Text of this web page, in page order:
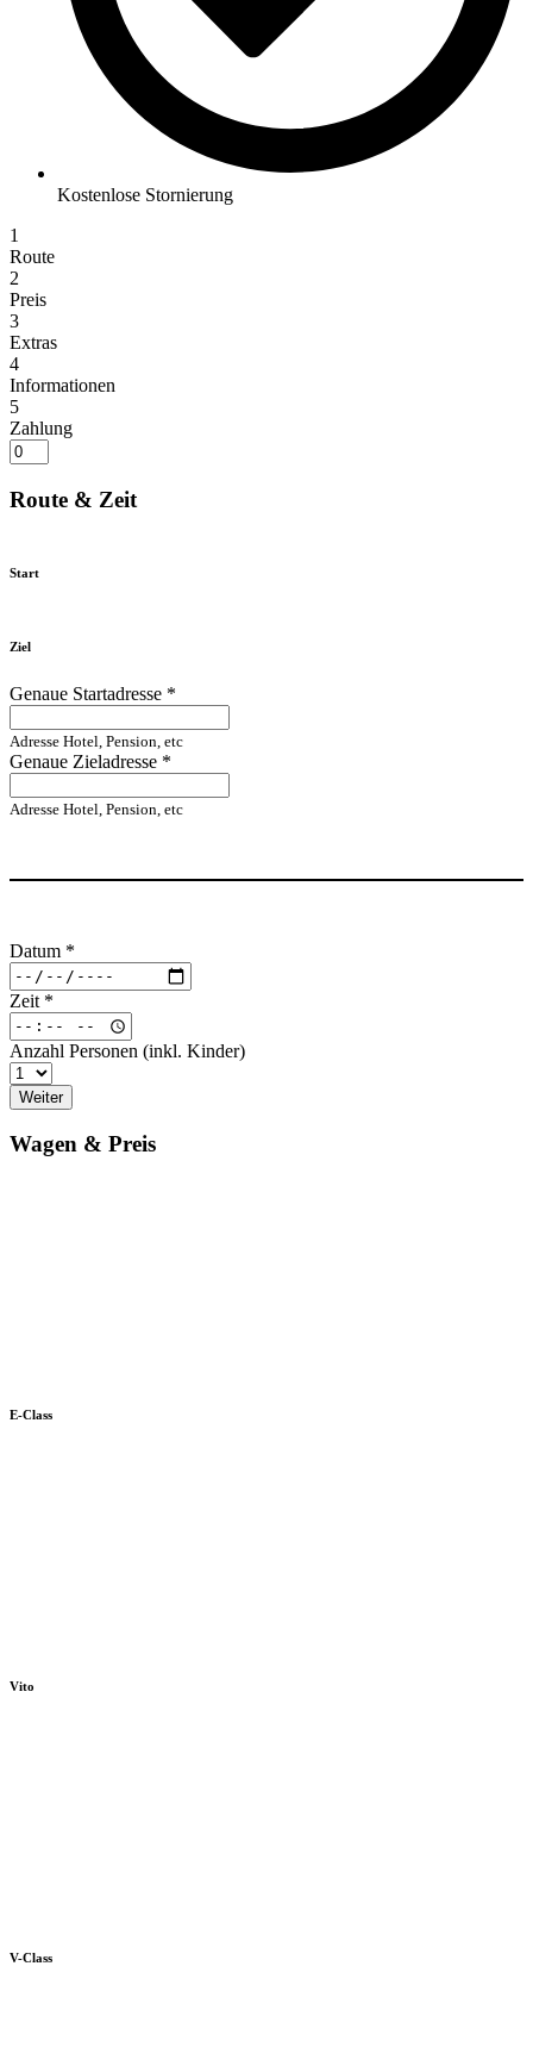
Kostenlose Stornierung
1
Route
2
Preis
3
Extras
4
Informationen
5
Zahlung
Route & Zeit
Start
Ziel
Genaue Startadresse *
Adresse Hotel, Pension, etc
Genaue Zieladresse *
Adresse Hotel, Pension, etc
Datum *
Zeit *
Anzahl Personen (inkl. Kinder)
Weiter
Wagen & Preis
E-Class
Vito
V-Class